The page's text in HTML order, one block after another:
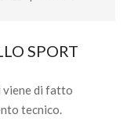
SPORT
viene di fatto
tecnico.